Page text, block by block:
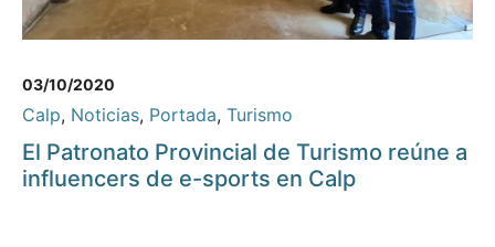
03/10/2020
Calp, Noticias, Portada, Turismo
El Patronato Provincial de Turismo reúne a
influencers de e-sports en Calp